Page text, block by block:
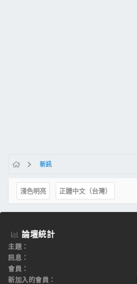
新訊
淺色明亮 正體中文（台灣）
論壇統計
主題
訊息
會員
新加入的會員